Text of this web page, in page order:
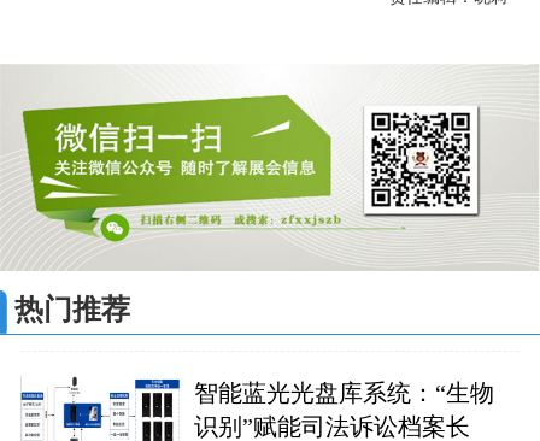
热门推荐
智能蓝光光盘库系统：“生物
识别”赋能司法诉讼档案长